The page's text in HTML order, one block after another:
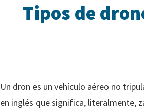
Tipos de
Un dron es un vehículo aéreo no
en inglés que significa, literalmente,